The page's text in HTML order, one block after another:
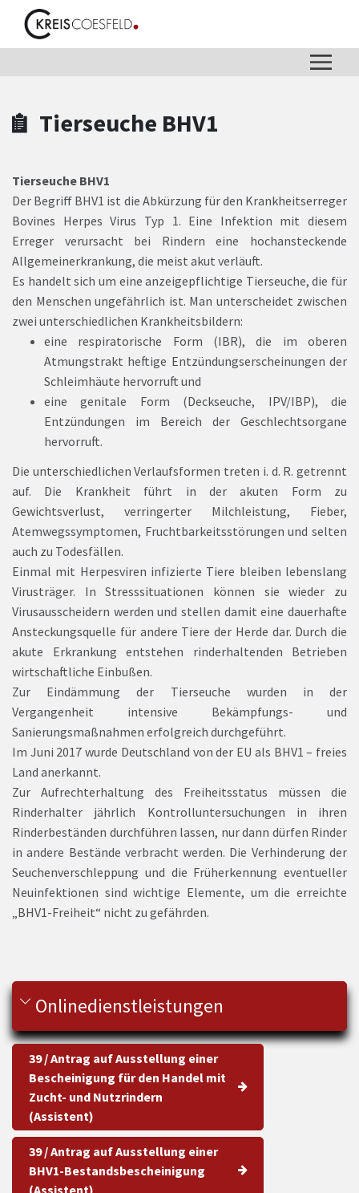
Zum Header
Zum Hauptinhalt
Zum Footer
Zum Hauptinhalt springen
Tierseuche BHV1
Tierseuche BHV1
Der Begriff BHV1 ist die Abkürzung für den Krankheitserreger
Bovines Herpes Virus Typ 1. Eine Infektion mit diesem
Erreger verursacht bei Rindern eine hochansteckende
Allgemeinerkrankung, die meist akut verläuft.
Es handelt sich um eine anzeigepflichtige Tierseuche, die für
den Menschen ungefährlich ist. Man unterscheidet zwischen
zwei unterschiedlichen Krankheitsbildern:
eine respiratorische Form (IBR), die im oberen
Atmungstrakt heftige Entzündungserscheinungen der
Schleimhäute hervorruft und
eine genitale Form (Deckseuche, IPV/IBP), die
Entzündungen im Bereich der Geschlechtsorgane
hervorruft.
Die unterschiedlichen Verlaufsformen treten i. d. R. getrennt
auf. Die Krankheit führt in der akuten Form zu
Gewichtsverlust, verringerter Milchleistung, Fieber,
Atemwegssymptomen, Fruchtbarkeitsstörungen und selten
auch zu Todesfällen.
Einmal mit Herpesviren infizierte Tiere bleiben lebenslang
Virusträger. In Stresssituationen können sie wieder zu
Virusausscheidern werden und stellen damit eine dauerhafte
Ansteckungsquelle für andere Tiere der Herde dar. Durch die
akute Erkrankung entstehen rinderhaltenden Betrieben
wirtschaftliche Einbußen.
Zur Eindämmung der Tierseuche wurden in der
Vergangenheit intensive Bekämpfungs- und
Sanierungsmaßnahmen erfolgreich durchgeführt.
Im Juni 2017 wurde Deutschland von der EU als BHV1 – freies
Land anerkannt.
Zur Aufrechterhaltung des Freiheitsstatus müssen die
Rinderhalter jährlich Kontrolluntersuchungen in ihren
Rinderbeständen durchführen lassen, nur dann dürfen Rinder
in andere Bestände verbracht werden. Die Verhinderung der
Seuchenverschleppung und die Früherkennung eventueller
Neuinfektionen sind wichtige Elemente, um die erreichte
„BHV1-Freiheit“ nicht zu gefährden.
Onlinedienstleistungen
39 / Antrag auf Ausstellung einer
Bescheinigung für den Handel mit
Zucht- und Nutzrindern
(Assistent)
39 / Antrag auf Ausstellung einer
BHV1-Bestandsbescheinigung